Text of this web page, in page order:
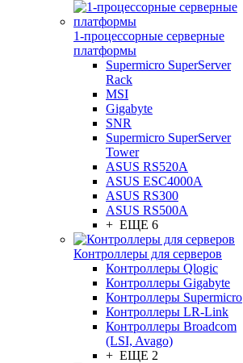
1-процессорные серверные
платформы
Supermicro SuperServer
Rack
MSI
Gigabyte
SNR
Supermicro SuperServer
Tower
ASUS RS520A
ASUS ESC4000A
ASUS RS300
ASUS RS500A
+ ЕЩЕ 6
Контроллеры для серверов
Контроллеры Qlogic
Контроллеры Gigabyte
Контроллеры Supermicro
Контроллеры LR-Link
Контроллеры Broadcom
(LSI, Avago)
+ ЕЩЕ 2